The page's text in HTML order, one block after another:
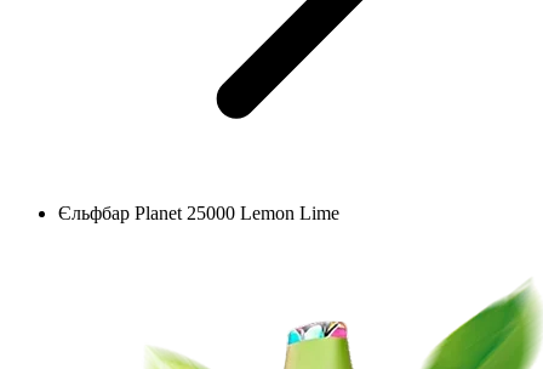
Єльфбар Planet 25000 Lemon Lime